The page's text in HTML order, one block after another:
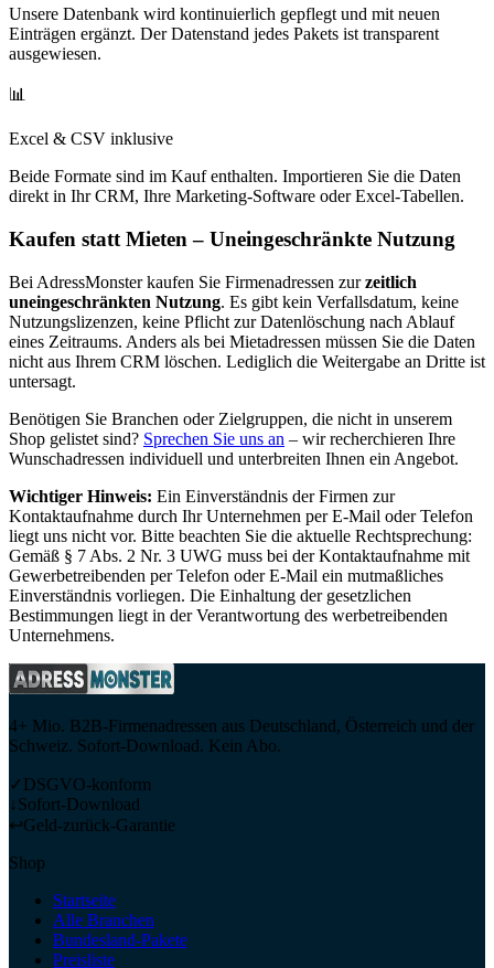
Unsere Datenbank wird kontinuierlich gepflegt und mit neuen
Einträgen ergänzt. Der Datenstand jedes Pakets ist transparent
ausgewiesen.
📊
Excel & CSV inklusive
Beide Formate sind im Kauf enthalten. Importieren Sie die Daten
direkt in Ihr CRM, Ihre Marketing-Software oder Excel-Tabellen.
Kaufen statt Mieten – Uneingeschränkte Nutzung
Bei AdressMonster kaufen Sie Firmenadressen zur zeitlich
uneingeschränkten Nutzung. Es gibt kein Verfallsdatum, keine
Nutzungslizenzen, keine Pflicht zur Datenlöschung nach Ablauf
eines Zeitraums. Anders als bei Mietadressen müssen Sie die Daten
nicht aus Ihrem CRM löschen. Lediglich die Weitergabe an Dritte ist
untersagt.
Benötigen Sie Branchen oder Zielgruppen, die nicht in unserem
Shop gelistet sind? Sprechen Sie uns an – wir recherchieren Ihre
Wunschadressen individuell und unterbreiten Ihnen ein Angebot.
Wichtiger Hinweis: Ein Einverständnis der Firmen zur
Kontaktaufnahme durch Ihr Unternehmen per E-Mail oder Telefon
liegt uns nicht vor. Bitte beachten Sie die aktuelle Rechtsprechung:
Gemäß § 7 Abs. 2 Nr. 3 UWG muss bei der Kontaktaufnahme mit
Gewerbetreibenden per Telefon oder E-Mail ein mutmaßliches
Einverständnis vorliegen. Die Einhaltung der gesetzlichen
Bestimmungen liegt in der Verantwortung des werbetreibenden
Unternehmens.
4+ Mio. B2B-Firmenadressen aus Deutschland, Österreich und der
Schweiz. Sofort-Download. Kein Abo.
✓ DSGVO-konform
↓Sofort-Download
↩Geld-zurück-Garantie
Shop
Startseite
Alle Branchen
Bundesland-Pakete
Preisliste